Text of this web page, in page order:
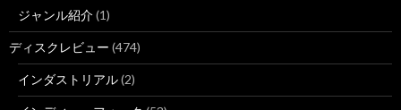
ジャンル紹介(1)
ディスクレビュー (474)
インダストリアル(2)